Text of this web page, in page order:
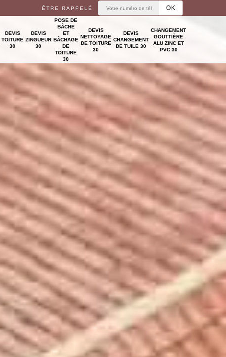
ÊTRE RAPPELÉ
DEVIS
TOITURE
30
DEVIS
ZINGUEUR
30
POSE DE
BÂCHE
ET
BÂCHAGE
DE
TOITURE
30
DEVIS
NETTOYAGE
DE TOITURE
30
DEVIS
CHANGEMENT
DE TUILE 30
CHANGEMENT
GOUTTIÈRE
ALU ZINC ET
PVC 30